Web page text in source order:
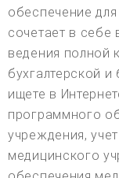
обеспечение
сочетает в себе
ведения полной
бухгалтерской
ищете в
программного
учреждения,
медицинского